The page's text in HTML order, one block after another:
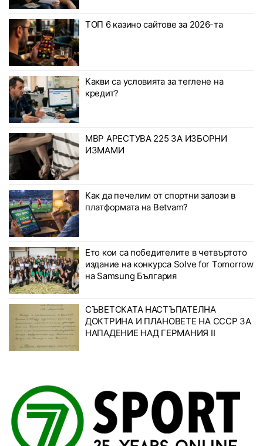
ТОП 6 казино сайтове за 2026-та
Какви са условията за теглене на
кредит?
МВР АРЕСТУВА 225 ЗА ИЗБОРНИ
ИЗМАМИ
Как да печелим от спортни залози в
платформата на Betvam?
Ето кои са победителите в четвъртото
издание на конкурса Solve for Tomorrow
на Samsung България
СЪВЕТСКАТА НАСТЪПАТЕЛНА
ДОКТРИНА И ПЛАНОВЕТЕ НА СССР ЗА
НАПАДЕНИЕ НАД ГЕРМАНИЯ II